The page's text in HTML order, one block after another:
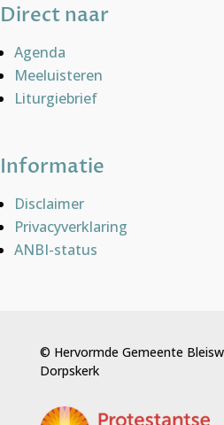
Direct naar
Agenda
Meeluisteren
Liturgiebrief
Informatie
Disclaimer
Privacyverklaring
ANBI-status
© Hervormde Gemeente
Dorpskerk